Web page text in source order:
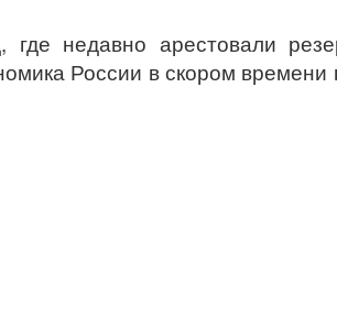
где недавно арестовали
России в скором времени